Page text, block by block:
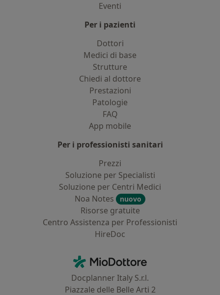
Eventi
Per i pazienti
Dottori
Medici di base
Strutture
Chiedi al dottore
Prestazioni
Patologie
FAQ
App mobile
Per i professionisti sanitari
Prezzi
Soluzione per Specialisti
Soluzione per Centri Medici
Noa Notes
nuovo
Risorse gratuite
Centro Assistenza per Professionisti
HireDoc
MioDottore - Homepage
Docplanner Italy S.r.l.
Piazzale delle Belle Arti 2